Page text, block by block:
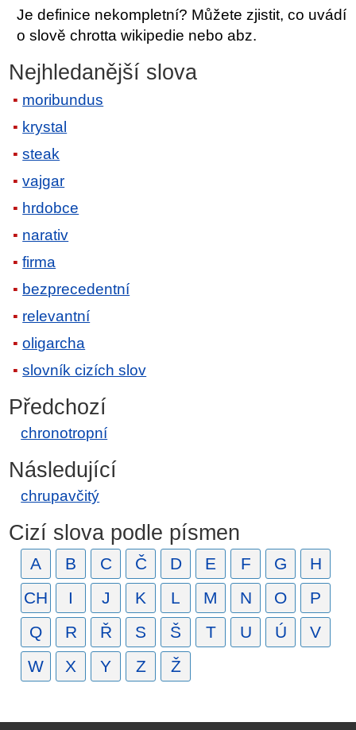
Je definice nekompletní? Můžete zjistit, co uvádí
o slově chrotta wikipedie nebo abz.
Nejhledanější slova
moribundus
krystal
steak
vajgar
hrdobce
narativ
firma
bezprecedentní
relevantní
oligarcha
slovník cizích slov
Předchozí
chronotropní
Následující
chrupavčitý
Cizí slova podle písmen
A B C Č D E F G
H
CH
I J K L M N O
P
Q
R Ř S Š T U Ú
V
W
X Y Z Ž